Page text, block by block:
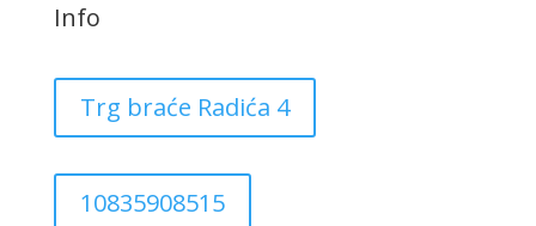
Info
Trg braće Radića 4
10835908515